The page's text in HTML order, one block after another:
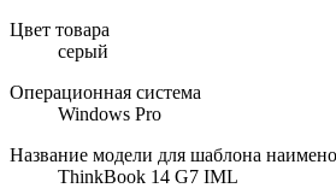
Цвет товара
серый
Операционная система
Windows Pro
Название модели для шаблона
ThinkBook 14 G7 IML